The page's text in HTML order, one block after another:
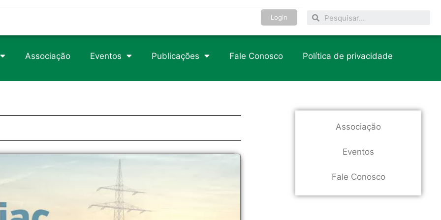
2/718/2840746
Login
Associação Eventos Publicações Fale Conosco Política de privacidade
Associação
Eventos
Fale Conosco